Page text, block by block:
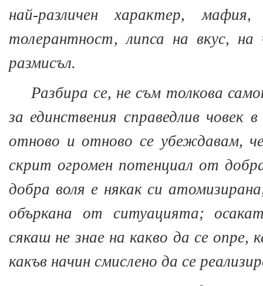
най-различен характер,
толерантност, липса на вкус,
размисъл.
Разбира се, не съм толкова
за единствения справедлив човек
отново и отново се убеждавам,
скрит огромен потенциал от
добра воля е някак си
объркана от ситуацията;
сякаш не знае на какво да се опре,
какъв начин смислено да се